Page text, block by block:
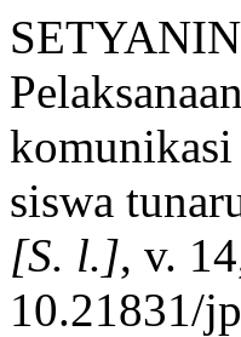
siswa
[S. l.], v.
10.21831/